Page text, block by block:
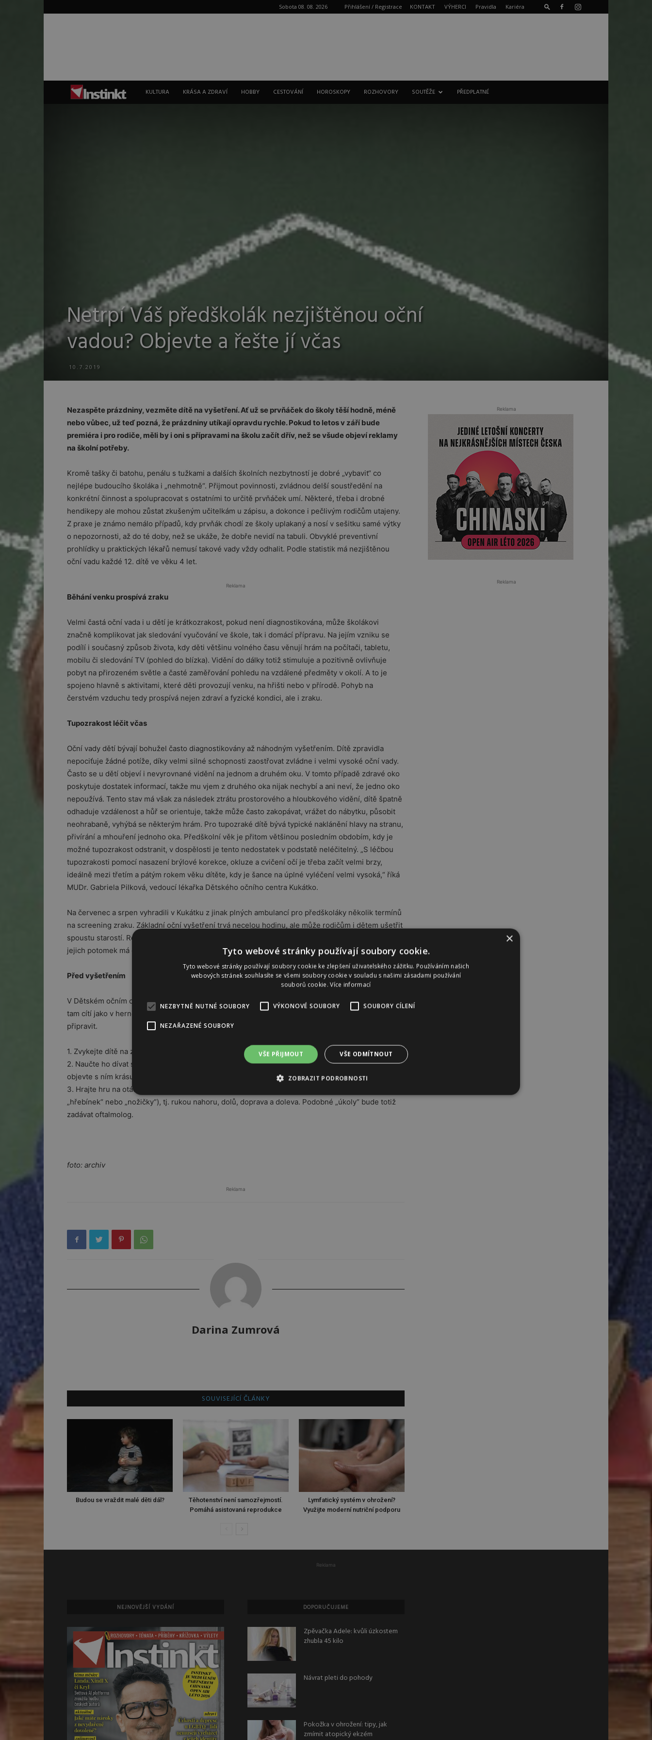
Sobota 08. 08. 2026 Přihlášení / Registrace KONTAKT VÝHERCI Pravidla Kariéra
Instinkt
KULTURA KRÁSA A ZDRAVÍ HOBBY CESTOVÁNÍ HOROSKOPY ROZHOVORY SOUTĚŽE PŘEDPLATNÉ
Netrpí Váš předškolák nezjištěnou oční
vadou? Objevte a řešte jí včas
10.7.2019
Nezaspěte prázdniny, vezměte dítě na vyšetření. Ať už se prvňáček do školy těší hodně, méně
nebo vůbec, už teď pozná, že prázdniny utíkají opravdu rychle. Pokud to letos v září bude
premiéra i pro rodiče, měli by i oni s přípravami na školu začít dřív, než se všude objeví reklamy
na školní potřeby.
Kromě tašky či batohu, penálu s tužkami a dalších školních nezbytností je dobré „vybavit“ co
nejlépe budoucího školáka i „nehmotně“. Přijmout povinnosti, zvládnou delší soustředění na
konkrétní činnost a spolupracovat s ostatními to určitě prvňáček umí. Některé, třeba i drobné
hendikepy ale mohou zůstat zkušeným učitelkám u zápisu, a dokonce i pečlivým rodičům utajeny.
Z praxe je známo nemálo případů, kdy prvňák chodí ze školy uplakaný a nosí v sešitku samé výtky
o nepozornosti, až do té doby, než se ukáže, že dobře nevidí na tabuli. Obvyklé preventivní
prohlídky u praktických lékařů nemusí takové vady vždy odhalit. Podle statistik má nezjištěnou
oční vadu každé 12. dítě ve věku 4 let.
Reklama
Běhání venku prospívá zraku
Velmi častá oční vada i u dětí je krátkozrakost, pokud není diagnostikována, může školákovi
značně komplikovat jak sledování vyučování ve škole, tak i domácí přípravu. Na jejím vzniku se
podílí i současný způsob života, kdy děti většinu volného času věnují hrám na počítači, tabletu,
mobilu či sledování TV (pohled do blízka). Vidění do dálky totiž stimuluje a pozitivně ovlivňuje
pobyt na přirozeném světle a časté zaměřování pohledu na vzdálené předměty v okolí. A to je
spojeno hlavně s aktivitami, které děti provozují venku, na hřišti nebo v přírodě. Pohyb na
čerstvém vzduchu tedy prospívá nejen zdraví a fyzické kondici, ale i zraku.
Tupozrakost léčit včas
Oční vady dětí bývají bohužel často diagnostikovány až náhodným vyšetřením. Dítě zpravidla
nepociťuje žádné potíže, díky velmi silné schopnosti zaostřovat zvládne i velmi vysoké oční vady.
Často se u dětí objeví i nevyrovnané vidění na jednom a druhém oku. V tomto případě zdravé oko
poskytuje dostatek informací, takže mu vjem z druhého oka nijak nechybí a ani neví, že jedno oko
nepoužívá. Tento stav má však za následek ztrátu prostorového a hloubkového vidění, dítě špatně
odhaduje vzdálenost a hůř se orientuje, takže může často zakopávat, vrážet do nábytku, působit
neohrabaně, vyhýbá se některým hrám. Pro tupozraké dítě bývá typické naklánění hlavy na stranu,
přivírání a mhouření jednoho oka. Předškolní věk je přitom většinou posledním obdobím, kdy je
možné tupozrakost odstranit, v dospělosti je tento nedostatek v podstatě neléčitelný. „S léčbou
tupozrakosti pomocí nasazení brýlové korekce, okluze a cvičení očí je třeba začít velmi brzy,
ideálně mezi třetím a pátým rokem věku dítěte, kdy je šance na úplné vyléčení velmi vysoká,“ říká
MUDr. Gabriela Pilková, vedoucí lékařka Dětského očního centra Kukátko.
Na červenec a srpen vyhradili v Kukátku z jinak plných ambulancí pro předškoláky několik termínů
na screening zraku. Základní oční vyšetření trvá necelou hodinu, ale může rodičům i dětem ušetřit
spoustu starostí. Rodiče díky němu budou vědět, jestli dítě nepotřebuje podrobnější vyšetření a
jejich potomek má oči v pořádku.
Před vyšetřením
V Dětském očním centru Kukátko je prostředí „přátelské“, lékaři nenosí bílé pláště, malí pacienti se
tam cítí jako v herně. Přesto je dobré na vyšetření u oftalmologa dítě předem v několika krocích
připravit.
1. Zvykejte dítě na zakrytí jednoho oka například hrou na piráty.
2. Naučte ho dívat se do přístroje – na výlet vezměte dalekohled, půjčte mu starý fotoaparát,
objevte s ním krásu kaleidoskopu.
3. Hrajte hru na otáčení velkého E. Dítě ukáže rukou, ve kterém směru je E otočené (kam ukazuje
„hřebínek“ nebo „nožičky“), tj. rukou nahoru, dolů, doprava a doleva. Podobné „úkoly“ bude totiž
zadávat oftalmolog.
foto: archiv
Reklama
Darina Zumrová
SOUVISEJÍCÍ ČLÁNKY
Budou se vraždit malé děti dál?
Těhotenství není samozřejmostí.
Pomáhá asistovaná reprodukce
Lymfatický systém v ohrožení?
Využijte moderní nutriční podporu
Reklama
Reklama
Reklama
NEJNOVĚJŠÍ VYDÁNÍ DOPORUČUJEME
Zpěvačka Adele: kvůli úzkostem
zhubla 45 kilo
Návrat pleti do pohody
Pokožka v ohrožení: tipy, jak
zmírnit atopický ekzém
×
Tyto webové stránky používají soubory cookie.
Tyto webové stránky používají soubory cookie ke zlepšení uživatelského zážitku. Používáním našich
webových stránek souhlasíte se všemi soubory cookie v souladu s našimi zásadami používání
souborů cookie.Více informací
NEZBYTNĚ NUTNÉ SOUBORY VÝKONOVÉ SOUBORY SOUBORY CÍLENÍ
NEZAŘAZENÉ SOUBORY
VŠE PŘIJMOUT VŠE ODMÍTNOUT
ZOBRAZIT PODROBNOSTI